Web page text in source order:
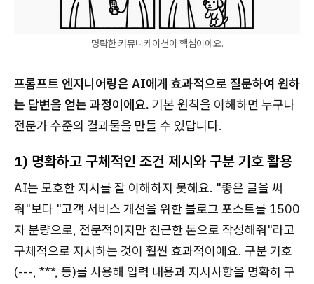
명확한 커뮤니케이션이 핵심이에요.
프롬프트 엔지니어링은 AI에게 효과적으로 질문하여 원하
는 답변을 얻는 과정이에요. 기본 원칙을 이해하면 누구나
전문가 수준의 결과물을 만들 수 있답니다.
1) 명확하고 구체적인 조건 제시와 구분 기호 활용
AI는 모호한 지시를 잘 이해하지 못해요. "좋은 글을 써
줘"보다 "고객 서비스 개선을 위한 블로그 포스트를 1500
자 분량으로, 전문적이지만 친근한 톤으로 작성해줘"라고
구체적으로 지시하는 것이 훨씬 효과적이에요. 구분 기호
(---, ***, 등)를 사용해 입력 내용과 지시사항을 명확히 구